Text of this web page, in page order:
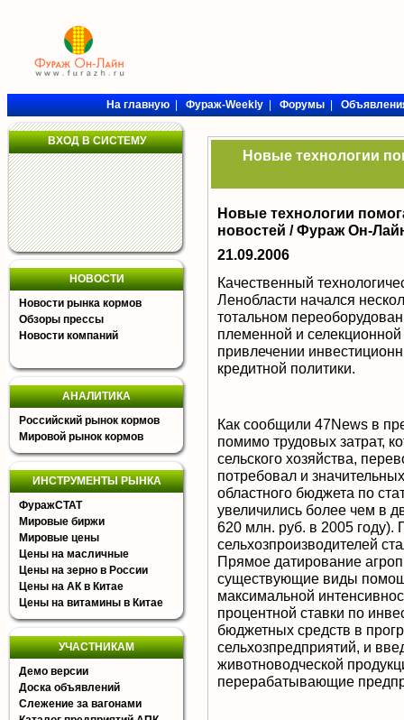
На главную|Фураж-Weekly|Форумы|
ВХОД В СИСТЕМУ
НОВОСТИ
Новости рынка кормов
Обзоры прессы
Новости компаний
АНАЛИТИКА
Российский рынок кормов
Мировой рынок кормов
ИНСТРУМЕНТЫ РЫНКА
ФуражСТАТ
Мировые биржи
Мировые цены
Цены на масличные
Цены на зерно в России
Цены на АК в Китае
Цены на витамины в Китае
УЧАСТНИКАМ
Демо версии
Доска объявлений
Слежение за вагонами
Новые технологии
Новые технологии
новостей /Фураж Он-
21.09.2006
Качественный
Ленобласти начался
тотальном
племенной и
привлечении
кредитной политики.
Как сообщили 47News в
помимо трудовых затрат,
сельского хозяйства,
потребовал и
областного бюджета по
увеличились более чем в
620 млн. руб. в 2005 году).
сельхозпроизводителей
Прямое датирование
существующие виды
максимальной
процентной ставки по
бюджетных средств в
сельхозпредприятий, и
животноводческой
перерабатывающие